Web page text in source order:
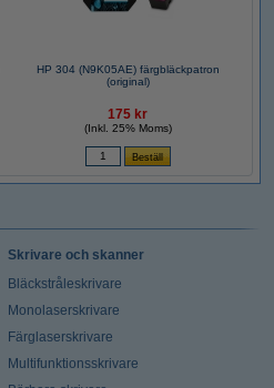
HP 304 (N9K05AE) färgbläckpatron
(original)
175 kr
(Inkl. 25% Moms)
Skrivare och skanner
Bläckstråleskrivare
Monolaserskrivare
Färglaserskrivare
Multifunktionsskrivare